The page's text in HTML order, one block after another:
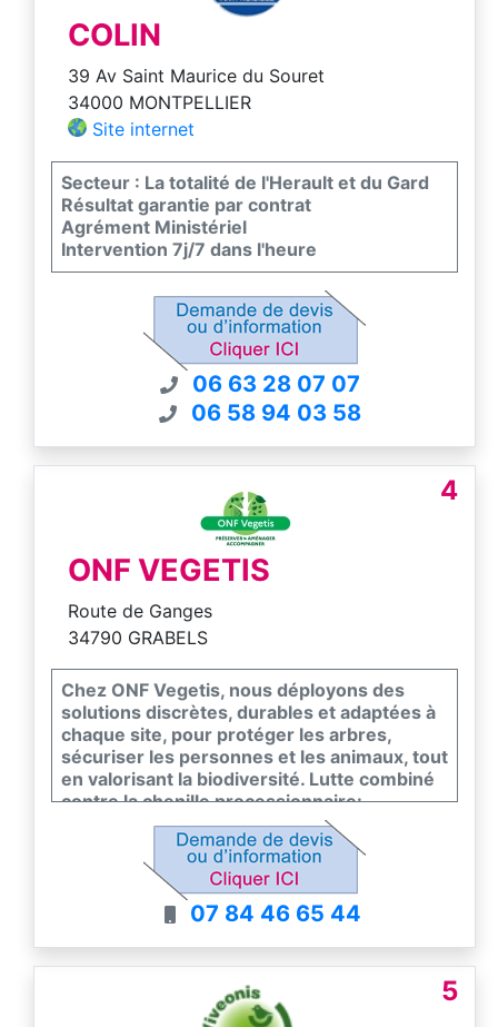
COLIN
39 Av Saint Maurice du Souret
34000 MONTPELLIER
Site internet
Secteur : La totalité de l'Herault et du Gard
Résultat garantie par contrat
Agrément Ministériel
Intervention 7j/7 dans l'heure
06 63 28 07 07
06 58 94 03 58
4
ONF VEGETIS
Route de Ganges
34790 GRABELS
Chez ONF Vegetis, nous déployons des
solutions discrètes, durables et adaptées à
chaque site, pour protéger les arbres,
sécuriser les personnes et les animaux, tout
en valorisant la biodiversité. Lutte combiné
contre la chenille processionnaire:
Échenillage, Éco-pièges, Nichoirs et gîtes à
prédateurs naturels, Pièges à phéromones.
07 84 46 65 44
5